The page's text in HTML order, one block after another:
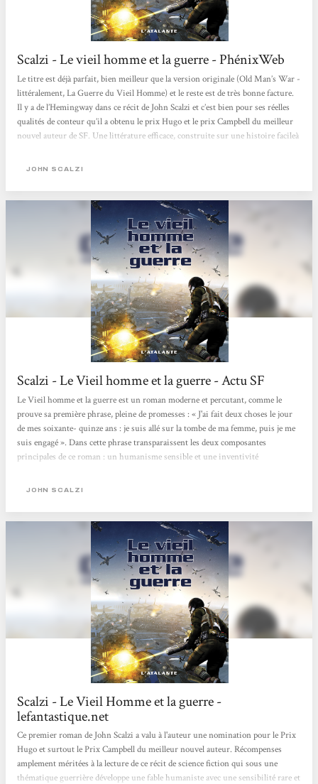
Scalzi - Le vieil homme et la guerre - PhénixWeb
Le titre est déjà parfait, bien meilleur que la version originale (Old Man’s War -
littéralement, La Guerre du Vieil Homme) et le reste est de très bonne facture.
Il y a de l’Hemingway dans ce récit de John Scalzi et c’est bien pour ses réelles
qualités de conteur qu’il a obtenu le prix Hugo et le prix Campbell du meilleur
nouvel auteur de SF. Une littérature efficace, construite sur une histoire facileà
moyen, et accessoirement un veuf de plus de soixante-quinze ans, en partance
JOHN SCALZI
Scalzi - Le Vieil homme et la guerre - Actu SF
Le Vieil homme et la guerre est un roman moderne et percutant, comme le
prouve sa première phrase, pleine de promesses : « J'ai fait deux choses le jour
de mes soixante- quinze ans : je suis allé sur la tombe de ma femme, puis je me
suis engagé ». Dans cette phrase transparaissent les deux composantes
principales de ce roman : un humanisme sensible et une inventivité
les personnages, celui du narrateur John Perry en tête. A travers lui, Scalzi
longtemps, mais on n'en vit pas...
JOHN SCALZI
Scalzi - Le Vieil Homme et la guerre -
lefantastique.net
Ce premier roman de John Scalzi a valu à l'auteur une nomination pour le Prix
Hugo et surtout le Prix Campbell du meilleur nouvel auteur. Récompenses
amplement méritées à la lecture de ce récit de science fiction qui sous une
thématique guerrière développe une fable humaniste avec une sensibilité rare et